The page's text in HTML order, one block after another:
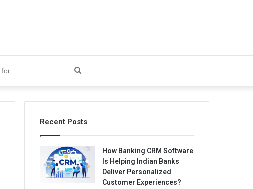
for
Recent Posts
How Banking CRM Software
Is Helping Indian Banks
Deliver Personalized
Customer Experiences?